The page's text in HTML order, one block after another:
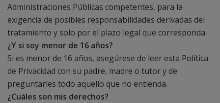
Administraciones Públicas competentes, para la
exigencia de posibles responsabilidades derivadas del
tratamiento y solo por el plazo legal que corresponda.
¿Y si soy menor de 16 años?
Si es menor de 16 años, asegúrese de leer esta Política
de Privacidad con su padre, madre o tutor y de
preguntarles todo aquello que no entienda.
¿Cuáles son mis derechos?